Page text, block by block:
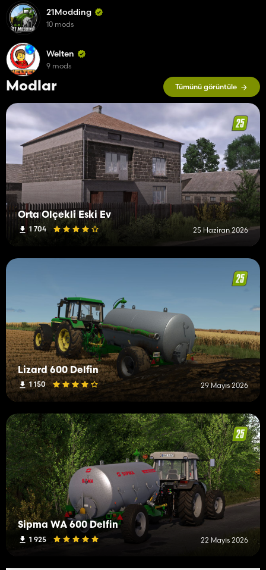
Modlar Tümünü görüntüle
Orta Ölçekli Eski Ev
1 704 25 Haziran 2026
Lizard 600 Delfin
1 150 29 Mayıs 2026
Sipma WA 600 Delfin
1 925 22 Mayıs 2026
21Modding
10 mods
Welten
9 mods